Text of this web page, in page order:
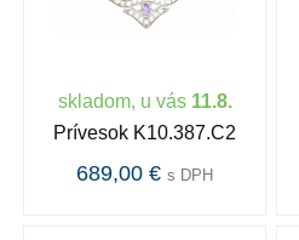
skladom, u vás 11.8.
Prívesok K10.387.C2
689,00 € s DPH